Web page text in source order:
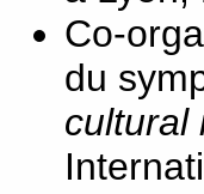
Co-
du
cultural